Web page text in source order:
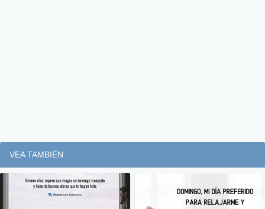
VEA TAMBIÉN